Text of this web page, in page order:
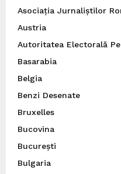
Asociația Jurnaliștilor
Austria
Autoritatea Electorală
Basarabia
Belgia
Benzi Desenate
Bruxelles
Bucovina
București
Bulgaria